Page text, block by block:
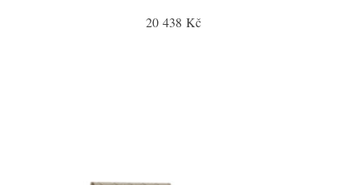
20 438 Kč